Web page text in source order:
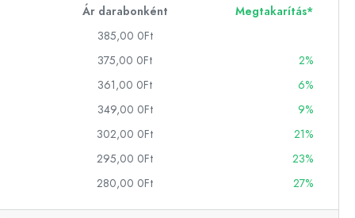
Ár darabonként
Megtakarítás*
385,00 0Ft
375,00 0Ft
2%
361,00 0Ft
6%
349,00 0Ft
9%
302,00 0Ft
21%
295,00 0Ft
23%
280,00 0Ft 27%